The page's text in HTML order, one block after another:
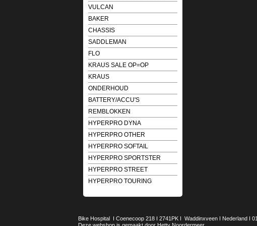
VULCAN
BAKER
CHASSIS
SADDLEMAN
FLO
KRAUS SALE OP=OP
KRAUS
ONDERHOUD
BATTERY/ACCU'S
REMBLOKKEN
HYPERPRO DYNA
HYPERPRO OTHER
HYPERPRO SOFTAIL
HYPERPRO SPORTSTER
HYPERPRO STREET
HYPERPRO TOURING
Bike Hospital I Coenecoop 218 I 2741PK I Waddinxveen I Nederland I